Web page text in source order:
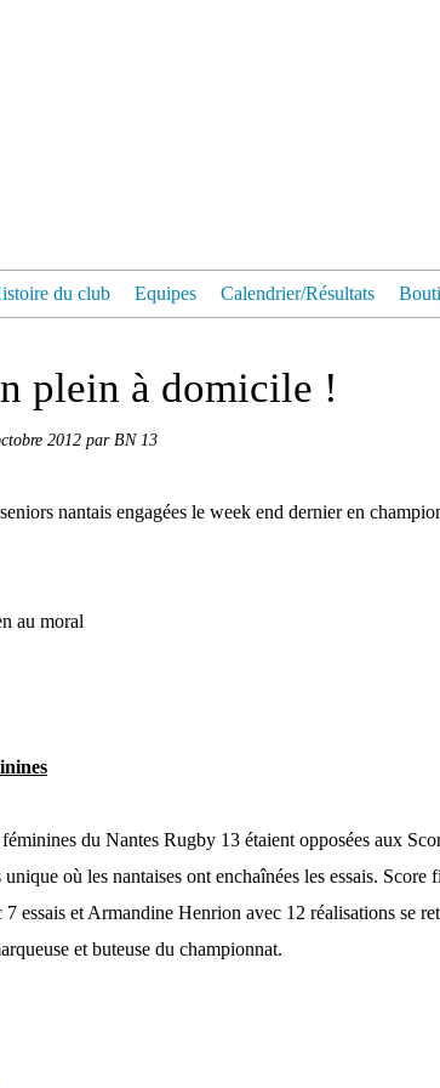
du club Equipes Calendrier/Résultats
plein à domicile !
2012 par BN 13
nantais engagées le week end dernier en
au moral
du Nantes Rugby 13 étaient opposées aux
unique où les nantaises ont enchaînées les essais.
essais et Armandine Henrion avec 12 réalisations se
et buteuse du championnat.